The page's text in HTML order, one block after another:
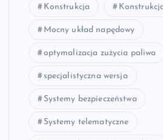
Konstrukcja
Mocny układ napędowy
optymalizacja zużycia paliwa
specjalistyczna wersja
Systemy bezpieczeństwa
Systemy telematyczne